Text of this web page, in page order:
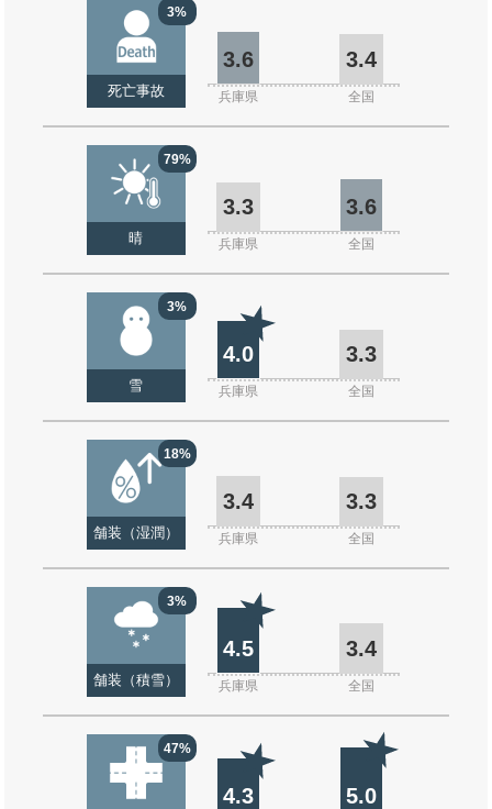
3%
死亡事故
3.6 3.4
兵庫県 全国
79%
晴
3.3 3.6
兵庫県 全国
3%
雪
4.0 3.3
兵庫県 全国
18%
舗装（湿潤）
3.4 3.3
兵庫県 全国
3%
舗装（積雪）
4.5 3.4
兵庫県 全国
47%
4.3 5.0